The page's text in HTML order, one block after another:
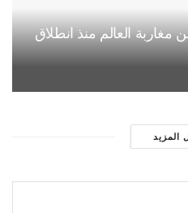
2,7 مليون من مغاربة العالم منذ انطلاق
المزيد